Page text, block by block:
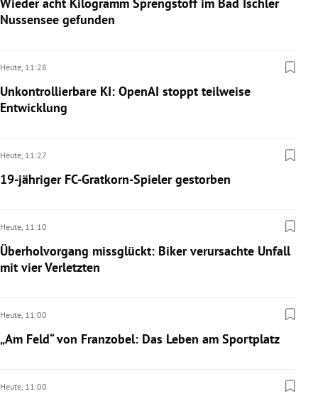
Wieder acht Kilogramm Sprengstoff im Bad Ischler
Nussensee gefunden
Heute, 11:28
Unkontrollierbare KI: OpenAI stoppt teilweise
Entwicklung
Heute, 11:27
19-jähriger FC-Gratkorn-Spieler gestorben
Heute, 11:10
Überholvorgang missglückt: Biker verursachte Unfall
mit vier Verletzten
Heute, 11:00
„Am Feld“ von Franzobel: Das Leben am Sportplatz
Heute, 11:00